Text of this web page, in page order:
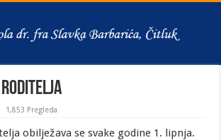
1,853 Pregleda
obilježava se svake godine 1. lipnja.